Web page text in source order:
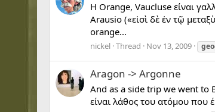
H Orange, Vaucluse είναι
Arausio («εἰσὶ δὲ ἐν τῷ
orange...
nickel Thread Nov 13, 2009
Aragon -> Argonne
And as a side trip we went to
είναι λάθος του ατόμου που